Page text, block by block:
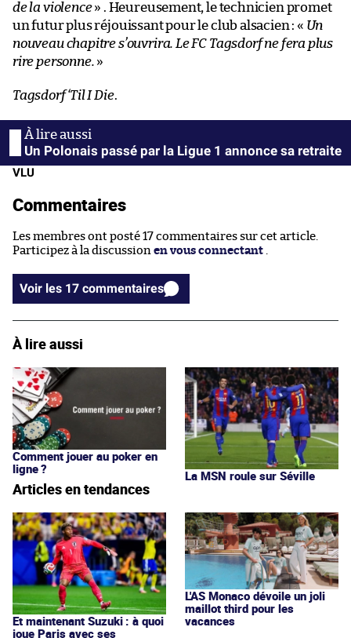
de la violence» . Heureusement, le technicien promet
un futur plus réjouissant pour le club alsacien : « Un
nouveau chapitre s’ouvrira. Le FC Tagsdorf ne fera plus
rire personne. »
Tagsdorf ‘Til I Die.
Un Polonais passé par la Ligue 1 annonce sa retraite
VLU
Commentaires
Les membres ont posté 17 commentaires sur cet article.
Participez à la discussion en vous connectant .
Voir les 17 commentaires
À lire aussi
Comment jouer au poker en
ligne ?
La MSN roule sur Séville
Articles en tendances
Et maintenant Suzuki : à quoi
joue Paris avec ses
L'AS Monaco dévoile un joli
maillot third pour les
vacances